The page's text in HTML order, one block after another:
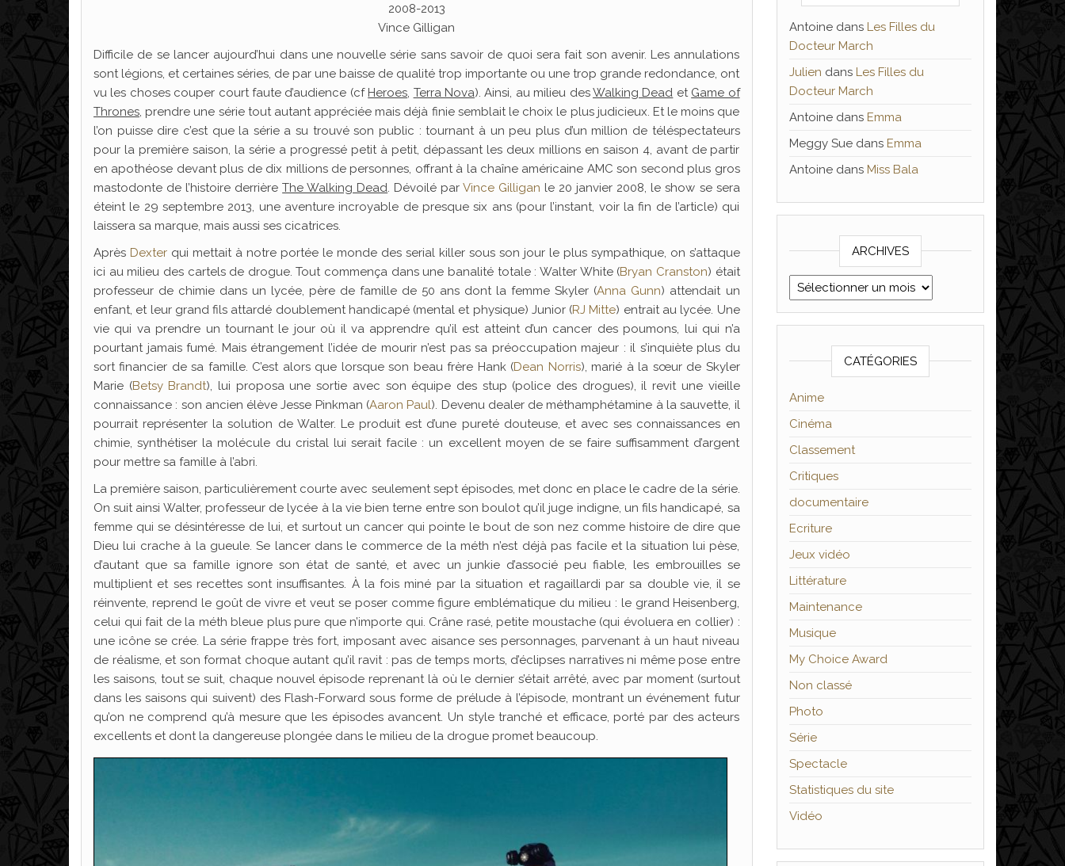
2008-2013
Vince Gilligan
Difficile de se lancer aujourd’hui dans une nouvelle série sans savoir de quoi sera fait son avenir. Les annulations
sont légions, et certaines séries, de par une baisse de qualité trop importante ou une trop grande redondance, ont
vu les choses couper court faute d’audience (cf Heroes, Terra Nova). Ainsi, au milieu desWalking Dead et Game of
Thrones, prendre une série tout autant appréciée mais déjà finie semblait le choix le plus judicieux. Et le moins que
l’on puisse dire c’est que la série a su trouvé son public : tournant à un peu plus d’un million de téléspectateurs
pour la première saison, la série a progressé petit à petit, dépassant les deux millions en saison 4, avant de partir
en apothéose devant plus de dix millions de personnes, offrant à la chaîne américaine AMC son second plus gros
mastodonte de l’histoire derrièreThe Walking Dead. Dévoilé parVince Gilligan le 20 janvier 2008, le show se sera
éteint le 29 septembre 2013, une aventure incroyable de presque six ans (pour l’instant, voir la fin de l’article) qui
laissera sa marque, mais aussi ses cicatrices.
Après Dexterqui mettait à notre portée le monde des serial killer sous son jour le plus sympathique, on s’attaque
ici au milieu des cartels de drogue. Tout commença dans une banalité totale : Walter White (Bryan Cranston) était
professeur de chimie dans un lycée, père de famille de 50 ans dont la femme Skyler (Anna Gunn) attendait un
enfant, et leur grand fils attardé doublement handicapé (mental et physique) Junior (RJ Mitte) entrait au lycée. Une
vie qui va prendre un tournant le jour où il va apprendre qu’il est atteint d’un cancer des poumons, lui qui n’a
pourtant jamais fumé. Mais étrangement l’idée de mourir n’est pas sa préoccupation majeur : il s’inquiète plus du
sort financier de sa famille. C’est alors que lorsque son beau frère Hank (Dean Norris), marié à la sœur de Skyler
Marie (Betsy Brandt), lui proposa une sortie avec son équipe des stup (police des drogues), il revit une vieille
connaissance : son ancien élève Jesse Pinkman (Aaron Paul). Devenu dealer de méthamphétamine à la sauvette, il
pourrait représenter la solution de Walter. Le produit est d’une pureté douteuse, et avec ses connaissances en
chimie, synthétiser la molécule du cristal lui serait facile : un excellent moyen de se faire suffisamment d’argent
pour mettre sa famille à l’abri.
La première saison, particulièrement courte avec seulement sept épisodes, met donc en place le cadre de la série.
On suit ainsi Walter, professeur de lycée à la vie bien terne entre son boulot qu’il juge indigne, un fils handicapé, sa
femme qui se désintéresse de lui, et surtout un cancer qui pointe le bout de son nez comme histoire de dire que
Dieu lui crache à la gueule. Se lancer dans le commerce de la méth n’est déjà pas facile et la situation lui pèse,
d’autant que sa famille ignore son état de santé, et avec un junkie d’associé peu fiable, les embrouilles se
multiplient et ses recettes sont insuffisantes. À la fois miné par la situation et ragaillardi par sa double vie, il se
réinvente, reprend le goût de vivre et veut se poser comme figure emblématique du milieu : le grand Heisenberg,
celui qui fait de la méth bleue plus pure que n’importe qui. Crâne rasé, petite moustache (qui évoluera en collier) :
une icône se crée. La série frappe très fort, imposant avec aisance ses personnages, parvenant à un haut niveau
de réalisme, et son format choque autant qu’il ravit : pas de temps morts, d’éclipses narratives ni même pose entre
les saisons, tout se suit, chaque nouvel épisode reprenant là où le dernier s’était arrêté, avec par moment (surtout
dans les saisons qui suivent) des Flash-Forward sous forme de prélude à l’épisode, montrant un événement futur
qu’on ne comprend qu’à mesure que les épisodes avancent. Un style tranché et efficace, porté par des acteurs
excellents et dont la dangereuse plongée dans le milieu de la drogue promet beaucoup.
Antoinedans Les Filles du
Docteur March
Julien dans Les Filles du
Docteur March
Antoinedans Emma
Meggy Suedans Emma
Antoinedans Miss Bala
ARCHIVES
Archives
CATÉGORIES
Anime
Cinéma
Classement
Critiques
documentaire
Ecriture
Jeux vidéo
Littérature
Maintenance
Musique
My Choice Award
Non classé
Photo
Série
Spectacle
Statistiques du site
Vidéo